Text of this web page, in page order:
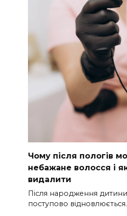
Чому після пологів
небажане волосся і
видалити
Після народження
поступово відновлюється.